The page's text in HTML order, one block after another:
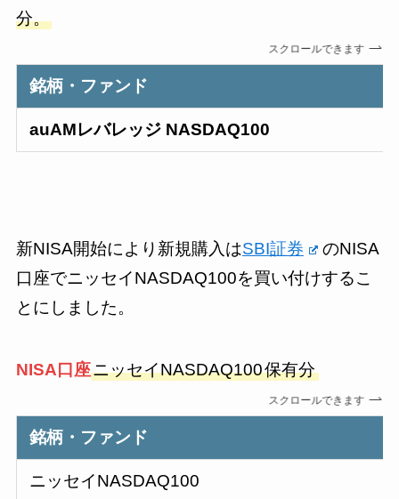
分。
スクロールできます
銘柄・ファンド
auAMレバレッジ NASDAQ100
新NISA開始により新規購入はSBI証券
のNISA
口座でニッセイNASDAQ100を買い付けするこ
とにしました。
NISA口座ニッセイNASDAQ100保有分
スクロールできます
銘柄・ファンド
ニッセイNASDAQ100